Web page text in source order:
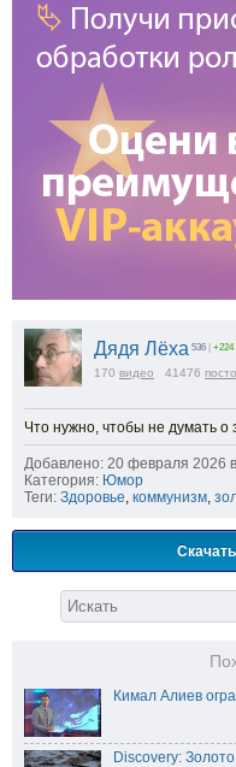
Дядя Лёха 536 | +224
170 видео 41476
Что нужно, чтобы не думать о
Добавлено: 20 февраля 2026
Категория: Юмор
Теги: Здоровье коммунизм
Кимал Алиев
Discovery: